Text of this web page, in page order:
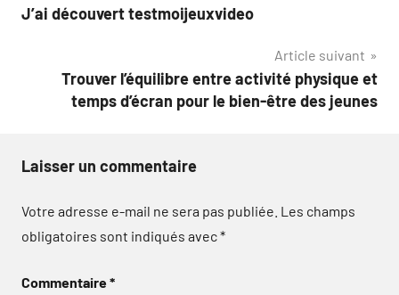
de
J’ai découvert testmoijeuxvideo
Article suivant
Trouver l’équilibre entre activité physique et
temps d’écran pour le bien-être des jeunes
Laisser un commentaire
Votre adresse e-mail ne sera pas publiée. Les champs
obligatoires sont indiqués avec*
Commentaire*